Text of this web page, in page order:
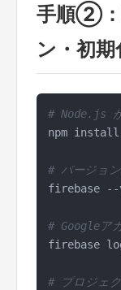
手順②：
ン・初期
# Node.js が
npm
# バージョ
firebase --
# Googleア
firebase
# プロジェ